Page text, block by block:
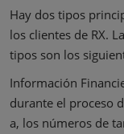
Hay dos tipos
los clientes de RX.
tipos son los
Información
durante el proceso
a, los números de